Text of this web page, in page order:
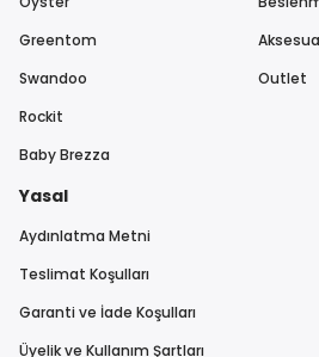
Greentom
Swandoo
Rockit
Baby Brezza
Outlet
Yasal
Aydınlatma Metni
Teslimat Koşulları
Garanti ve İade Koşulları
Üyelik ve Kullanım Şartları